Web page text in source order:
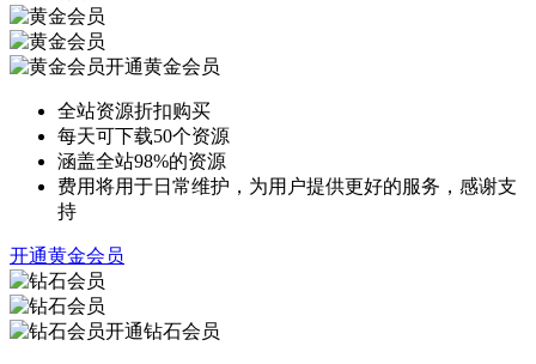
开通黄金会员
全站资源折扣购买
每天可下载50个资源
涵盖全站98%的资源
费用将用于日常维护，为用户提供更好的服务，感谢支
持
开通黄金会员
开通钻石会员